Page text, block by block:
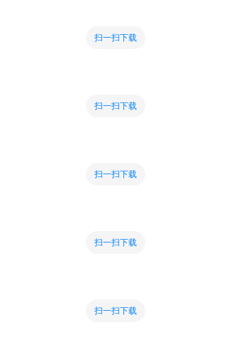
扫一扫下载
扫一扫下载
扫一扫下载
扫一扫下载
扫一扫下载